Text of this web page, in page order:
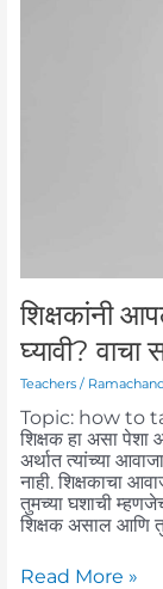
शिक्षकांनी
घ्यावी? वाचा
Teachers/
Topic: how to
शिक्षक हा असा पेशा
अर्थात त्यांच्या
नाही. शिक्षकाचा
तुमच्या घशाची
शिक्षक असाल आणि
Read More »